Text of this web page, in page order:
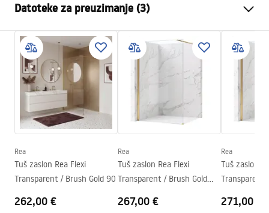
Materijal
Mjed, ABS
Vrsta slavine
Jednoručna
Način montaže
Nadžbukni
Podešavanje visine
Min. visina
Max. visina
mm
Izljev za kadu
Podešavanje tlaka
Sustav Anti-Calc
Da
Razmak priključaka
150mm
Datoteke za preuzimanje (3)
Sigurnosne informacije
Safety_Information_Shower_set.pdf
Jamstveni uvjeti
Warranty_Terms_and_Conditions_Faucets_-_5.pdf
Rea
Tuš zaslon Rea Flexi
Transparent / Brush Gold 90
262,00 €
Rea
Tuš zaslon Rea Flexi
Transparent / Brush Gold
267,00 €
Rea
Tuš zaslon
Transparent
271,00 €